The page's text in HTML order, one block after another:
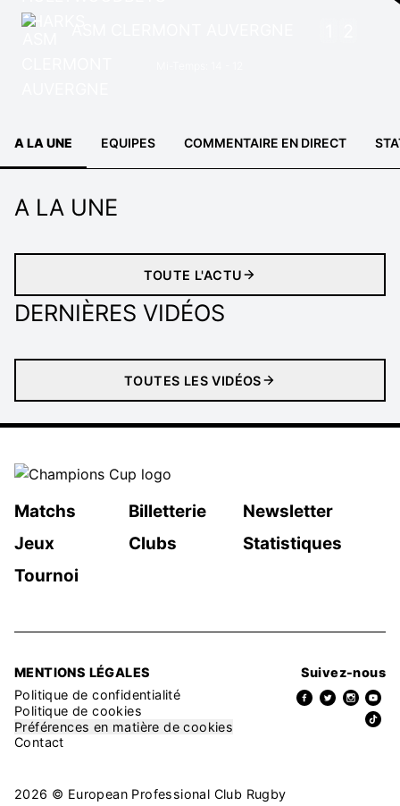
A LA UNE EQUIPES COMMENTAIRE EN DIRECT
A LA UNE
TOUTE L'ACTU
DERNIÈRES VIDÉOS
TOUTES LES VIDÉOS
Matchs Billetterie
Newsletter
Jeux
Clubs
Statistiques
Tournoi
MENTIONS LÉGALES
Politique de confidentialité
Politique de cookies
Préférences en matière de cookies
Contact
Suivez-nous
2026 © European Professional Club Rugby